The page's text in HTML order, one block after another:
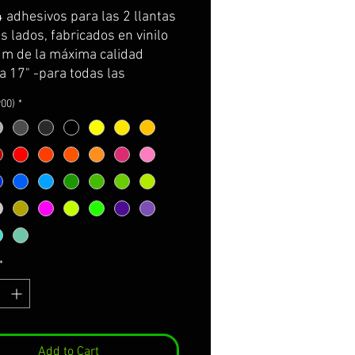
adhesivos para las 2 llantas
lados, fabricados en vinilo
de la máxima calidad
17" -para todas las
por partes y con
para facilitar su
de cuidados y
el color de 900
AMPLIACIÓN DE
*
*